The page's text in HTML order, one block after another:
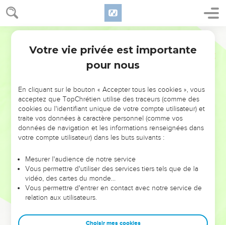
NE MANQUEZ PAS L’ÉVÉNEMENT
DE L’ANNÉE !
ET SI LEURS ERREURS POUVAIENT VOUS ÉVITER LES
VOTRES ?
leur foi ou leur vision. Mais on voit moins les doutes, les erreurs
et les saisons difficiles qu'ils ont traversés, alors même que ce
sont elles qui les ont façonnés.
Dans cette conférence, leaders, entrepreneurs, et responsables
clés pour avancer avec plus de sagesse afin que leurs erreurs
Votre vie privée est importante
pour nous
En cliquant sur le bouton « Accepter tous les cookies », vous
acceptez que TopChrétien utilise des traceurs (comme des
cookies ou l'identifiant unique de votre compte utilisateur) et
traite vos données à caractère personnel (comme vos
données de navigation et les informations renseignées dans
votre compte utilisateur) dans les buts suivants :
Mesurer l'audience de notre service
Vous permettre d'utiliser des services tiers tels que de la
vidéo, des cartes du monde…
Vous permettre d'entrer en contact avec notre service de
relation aux utilisateurs.
Choisir mes cookies